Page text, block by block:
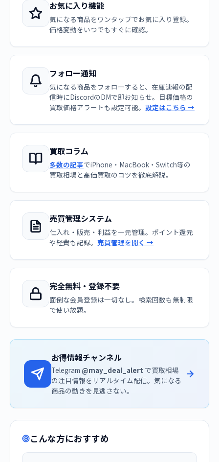
お気に入り機能
気になる商品をワンタップでお気に入り登録。
価格変動をいつでもすぐに確認。
フォロー通知
気になる商品をフォローすると、在庫速報の配
信時にDiscordのDMで即お知らせ。目標価格の
買取価格アラートも設定可能。 設定はこちら →
買取コラム
多数の記事でiPhone・MacBook・Switch等の
買取相場と高価買取のコツを徹底解説。
売買管理システム
仕入れ・販売・利益を一元管理。ポイント還元
や経費も記録。 売買管理を開く →
完全無料・登録不要
面倒な会員登録は一切なし。検索回数も無制限
で使い放題。
お得情報チャンネル
Telegram @may_deal_alert で買取相場
の注目情報をリアルタイム配信。気になる
商品の動きを見逃さない。
こんな方におすすめ